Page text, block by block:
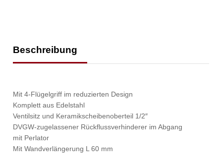
Beschreibung
Mit 4-Flügelgriff im reduzierten Design
Komplett aus Edelstahl
Ventilsitz und Keramikscheibenoberteil 1/2″
DVGW-zugelassener Rückflussverhinderer im Abgang
mit Perlator
Mit Wandverlängerung L 60 mm